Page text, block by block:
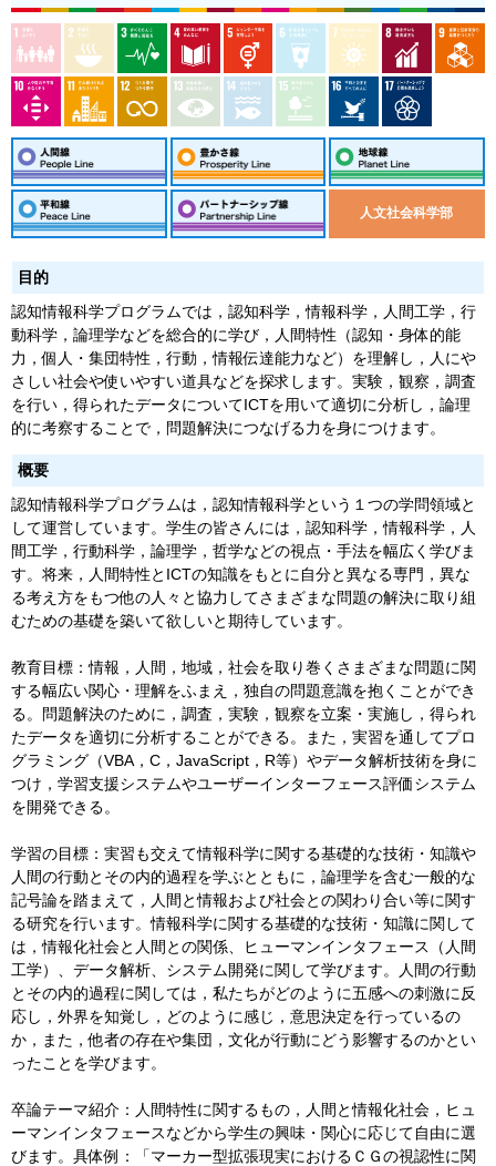
人文社会科学部
目的
認知情報科学プログラムでは，認知科学，情報科学，人間工学，行
動科学，論理学などを総合的に学び，人間特性（認知・身体的能
力，個人・集団特性，行動，情報伝達能力など）を理解し，人にや
さしい社会や使いやすい道具などを探求します。実験，観察，調査
を行い，得られたデータについてICTを用いて適切に分析し，論理
的に考察することで，問題解決につなげる力を身につけます。
概要
認知情報科学プログラムは，認知情報科学という１つの学問領域と
して運営しています。学生の皆さんには，認知科学，情報科学，人
間工学，行動科学，論理学，哲学などの視点・手法を幅広く学びま
す。将来，人間特性とICTの知識をもとに自分と異なる専門，異な
る考え方をもつ他の人々と協力してさまざまな問題の解決に取り組
むための基礎を築いて欲しいと期待しています。
教育目標：情報，人間，地域，社会を取り巻くさまざまな問題に関
する幅広い関心・理解をふまえ，独自の問題意識を抱くことができ
る。問題解決のために，調査，実験，観察を立案・実施し，得られ
たデータを適切に分析することができる。また，実習を通してプロ
グラミング（VBA，C，JavaScript，R等）やデータ解析技術を身に
つけ，学習支援システムやユーザーインターフェース評価システム
を開発できる。
学習の目標：実習も交えて情報科学に関する基礎的な技術・知識や
人間の行動とその内的過程を学ぶとともに，論理学を含む一般的な
記号論を踏まえて，人間と情報および社会との関わり合い等に関す
る研究を行います。情報科学に関する基礎的な技術・知識に関して
は，情報化社会と人間との関係、ヒューマンインタフェース（人間
工学）、データ解析、システム開発に関して学びます。人間の行動
とその内的過程に関しては，私たちがどのように五感への刺激に反
応し，外界を知覚し，どのように感じ，意思決定を行っているの
か，また，他者の存在や集団，文化が行動にどう影響するのかとい
ったことを学びます。
卒論テーマ紹介：人間特性に関するもの，人間と情報化社会，ヒュ
ーマンインタフェースなどから学生の興味・関心に応じて自由に選
びます。具体例：「マーカー型拡張現実におけるＣＧの視認性に関